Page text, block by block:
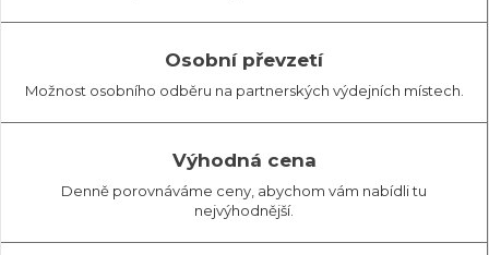
Osobní převzetí
Možnost osobního odběru na partnerských výdejních místech.
Výhodná cena
Denně porovnáváme ceny, abychom vám nabídli tu
nejvýhodnější.